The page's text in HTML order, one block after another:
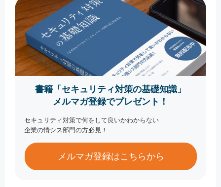
書籍「セキュリティ対策の基礎知識」
メルマガ登録でプレゼント！
セキュリティ対策で何をして良いかわからない
企業の情シス部門の方必見！
メルマガ登録はこちらから